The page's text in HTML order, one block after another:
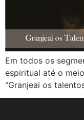
Em todos os
espiritual até o
“Granjeai os